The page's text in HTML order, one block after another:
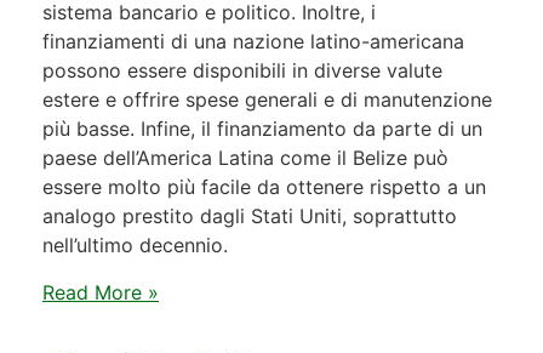
sistema bancario e politico. Inoltre, i
finanziamenti di una nazione latino-americana
possono essere disponibili in diverse valute
estere e offrire spese generali e di manutenzione
più basse. Infine, il finanziamento da parte di un
paese dell’America Latina come il Belize può
essere molto più facile da ottenere rispetto a un
analogo prestito dagli Stati Uniti, soprattutto
nell’ultimo decennio.
Read More »